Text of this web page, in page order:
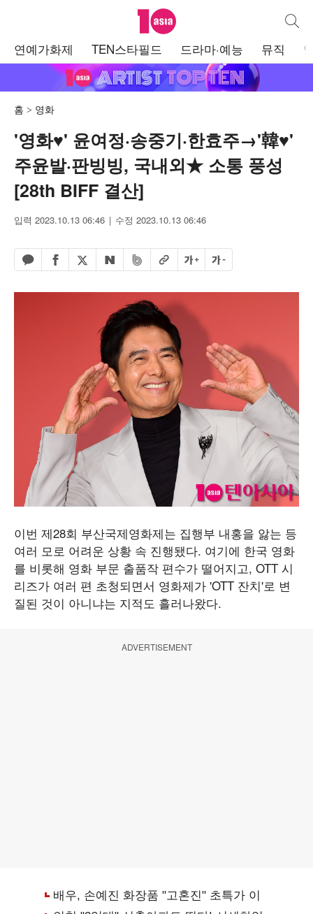
텐아시아 통합
연예가화제 TEN스타필드 드라마·예능 뮤직
홈 영화
'영화♥' 윤여정·송중기·한효주→'韓♥'
주윤발·판빙빙, 국내외★ 소통 풍성
[28th BIFF 결산]
입력 2023.10.13 06:46 수정 2023.10.13 06:46
카카오톡 공유하기
페이스북 공유하기
엑스 공유하기
네이버 공유하기
밴드 공유하기
URL복사글자 크게글자 작게
이번 제28회 부산국제영화제는 집행부 내홍을 앓는 등
여러 모로 어려운 상황 속 진행됐다. 여기에 한국 영화
를 비롯해 영화 부문 출품작 편수가 떨어지고, OTT 시
리즈가 여러 편 초청되면서 영화제가 'OTT 잔치'로 변
질된 것이 아니냐는 지적도 흘러나왔다.
ADVERTISEMENT